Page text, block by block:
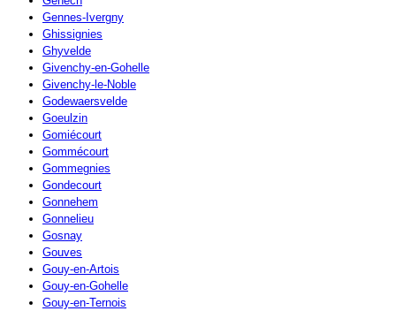
Gennes-Ivergny
Ghissignies
Ghyvelde
Givenchy-en-Gohelle
Givenchy-le-Noble
Godewaersvelde
Goeulzin
Gomiécourt
Gommécourt
Gommegnies
Gondecourt
Gonnehem
Gonnelieu
Gosnay
Gouves
Gouy-en-Artois
Gouy-en-Gohelle
Gouy-en-Ternois